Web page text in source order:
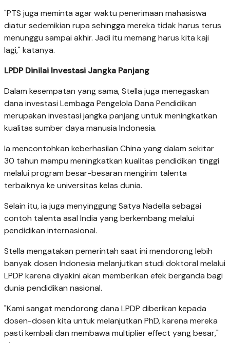
"PTS juga meminta agar waktu penerimaan mahasiswa
diatur sedemikian rupa sehingga mereka tidak harus terus
menunggu sampai akhir. Jadi itu memang harus kita kaji
lagi," katanya.
LPDP Dinilai Investasi Jangka Panjang
Dalam kesempatan yang sama, Stella juga menegaskan
dana investasi Lembaga Pengelola Dana Pendidikan
merupakan investasi jangka panjang untuk meningkatkan
kualitas sumber daya manusia Indonesia.
Ia mencontohkan keberhasilan China yang dalam sekitar
30 tahun mampu meningkatkan kualitas pendidikan tinggi
melalui program besar-besaran mengirim talenta
terbaiknya ke universitas kelas dunia.
Selain itu, ia juga menyinggung Satya Nadella sebagai
contoh talenta asal India yang berkembang melalui
pendidikan internasional.
Stella mengatakan pemerintah saat ini mendorong lebih
banyak dosen Indonesia melanjutkan studi doktoral melalui
LPDP karena diyakini akan memberikan efek berganda bagi
dunia pendidikan nasional.
"Kami sangat mendorong dana LPDP diberikan kepada
dosen-dosen kita untuk melanjutkan PhD, karena mereka
pasti kembali dan membawa multiplier effect yang besar,"